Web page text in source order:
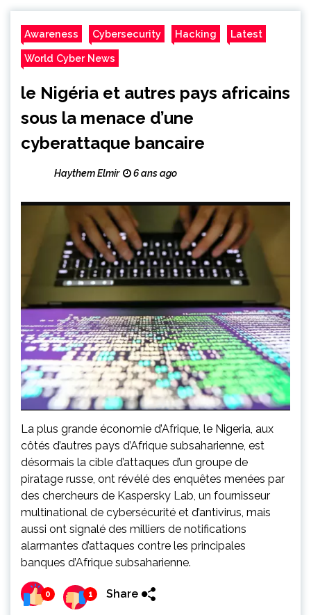
Awareness Cybersecurity Hacking Latest
World Cyber News
le Nigéria et autres pays africains
sous la menace d’une
cyberattaque bancaire
Haythem Elmir 6 ans ago
La plus grande économie d’Afrique, le Nigeria, aux
côtés d’autres pays d’Afrique subsaharienne, est
désormais la cible d’attaques d’un groupe de
piratage russe, ont révélé des enquêtes menées par
des chercheurs de Kaspersky Lab, un fournisseur
multinational de cybersécurité et d’antivirus, mais
aussi ont signalé des milliers de notifications
alarmantes d’attaques contre les principales
banques d’Afrique subsaharienne.
0 1 Share